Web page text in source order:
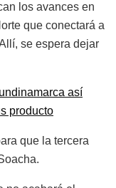
los avances en
que conectará a
se espera dejar
así
producto
que la tercera